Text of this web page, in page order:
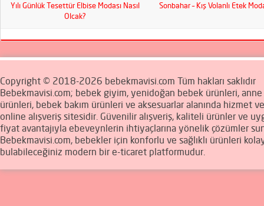
Yılı Günlük Tesettür Elbise Modası Nasıl
Olcak?
Sonbahar – Kış Volanlı Etek
Copyright © 2018-2026 bebekmavisi.com Tüm hakları saklıdır
Bebekmavisi.com; bebek giyim, yenidoğan bebek ürünleri,
ürünleri, bebek bakım ürünleri ve aksesuarlar alanında hizmet
online alışveriş sitesidir. Güvenilir alışveriş, kaliteli ürünler ve
fiyat avantajıyla ebeveynlerin ihtiyaçlarına yönelik çözümler
Bebekmavisi.com, bebekler için konforlu ve sağlıklı ürünleri
bulabileceğiniz modern bir e-ticaret platformudur.